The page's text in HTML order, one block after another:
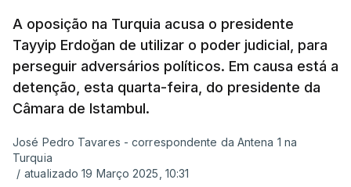
A oposição na Turquia acusa o presidente
Tayyip Erdoğan de utilizar o poder judicial, para
perseguir adversários políticos. Em causa está a
detenção, esta quarta-feira, do presidente da
Câmara de Istambul.
José Pedro Tavares - correspondente da Antena 1 na
Turquia
/ atualizado 19 Março 2025, 10:31